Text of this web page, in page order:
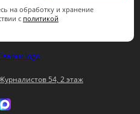
на обработку и хранение
с политикой
54, 2 этаж